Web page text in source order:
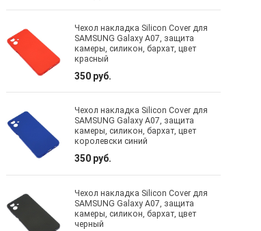
Чехол накладка Silicon Cover для
SAMSUNG Galaxy A07, защита
камеры, силикон, бархат, цвет
красный
350 руб.
Чехол накладка Silicon Cover для
SAMSUNG Galaxy A07, защита
камеры, силикон, бархат, цвет
королевски синий
350 руб.
Чехол накладка Silicon Cover для
SAMSUNG Galaxy A07, защита
камеры, силикон, бархат, цвет
черный